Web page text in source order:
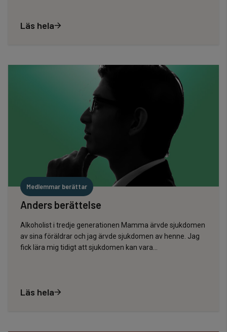
Läs hela
Medlemmar berättar
Anders berättelse
Alkoholist i tredje generationen Mamma ärvde sjukdomen
av sina föräldrar och jag ärvde sjukdomen av henne. Jag
fick lära mig tidigt att sjukdomen kan vara...
Läs hela